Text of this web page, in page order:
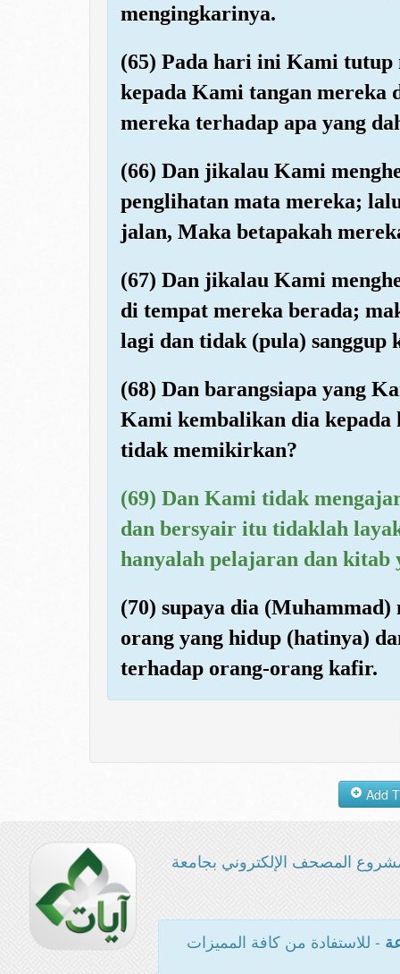
mengingkarinya.
(65) Pada hari ini Kami
kepada Kami tangan mereka
mereka terhadap apa yang
(66) Dan jikalau Kami
penglihatan mata mereka;
jalan, Maka betapakah
(67) Dan jikalau Kami
di tempat mereka berada;
lagi dan tidak (pula) sanggup
(68) Dan barangsiapa yang
Kami kembalikan dia kepada
tidak memikirkan?
(69) Dan Kami tidak
dan bersyair itu tidaklah
hanyalah pelajaran dan kitab
(70) supaya dia
orang yang hidup (hatinya)
terhadap orang-orang kafir.
المصحف الإلكتروني بجامعة
- للاستفادة من كافة المميزات